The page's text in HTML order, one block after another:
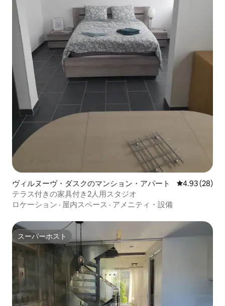
ヴィルヌーヴ・ダスクのマンション・アパート レビュー28
4.93 (28)
テラス付きの家具付き2人用スタジオ
ロケーション · 屋内スペース · アメニティ・設備
スーパーホスト
スーパーホスト